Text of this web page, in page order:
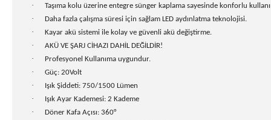
· Taşıma kolu üzerine entegre sünger kaplama sayesinde konforlu
· Daha fazla çalışma süresi için sağlam LED aydınlatma teknolojisi.
· Kayar akü sistemi ile kolay ve güvenli akü değiştirme.
· AKÜ VE ŞARJ CİHAZI DAHİL DEĞİLDİR!
· Profesyonel Kullanıma uygundur.
· Güç: 20Volt
· Işık Şiddeti: 750/1500 Lümen
· Işık Ayar Kademesi: 2 Kademe
· Döner Kafa Açısı: 360°